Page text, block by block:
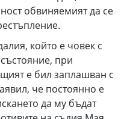
обвиняемият да се
който е човек с
при
е бил заплашван с
че постоянно е
да му бъдат